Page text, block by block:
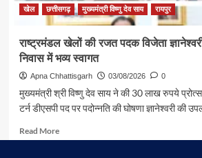
की
आत्मीय
खेल छत्तीसगढ़ मुख्यमंत्री विष्णु देव साय रायपुर
राष्ट्रमंडल खेलों की रजत पदक विजेता
निवास में भव्य स्वागत
Apna Chhattisgarh 03/08/2026 0
मुख्यमंत्री श्री विष्णु देव साय ने की 30 लाख रुपये
टर्न डीएसपी पद पर पदोन्नति की घोषणा ज्ञानेश्वरी की
Read MoreRead
more